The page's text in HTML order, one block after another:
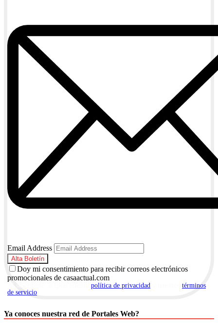
Email Address
Doy mi consentimiento para recibir correos electrónicos
promocionales de casaactual.com
política de privacidad
términos
de servicio
Ya conoces nuestra red de Portales Web?